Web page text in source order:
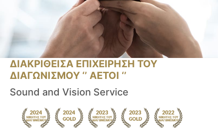
ΔΙΑΚΡΙΘΕΙΣΑ ΕΠΙΧΕΙΡΗΣΗ ΤΟΥ
ΔΙΑΓΩΝΙΣΜΟΥ ‘’ ΑΕΤΟΙ ‘’
Sound and Vision Service